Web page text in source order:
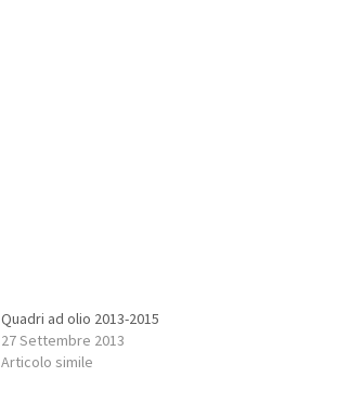
Quadri ad olio 2013-2015
27 Settembre 2013
Articolo simile